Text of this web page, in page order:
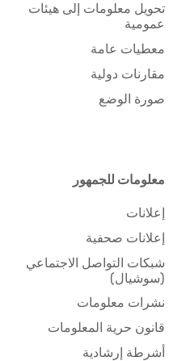
تحويل معلومات إلى هيئات
عمومية
معطيات عامة
مقارنات دولية
صورة الوضع
معلومات للجمهور
إعلانات
إعلانات صحفية
شبكات التواصل الاجتماعي
(سوشيال)
نشرات معلومات
قانون حرية المعلومات
أشرطة إرشادية